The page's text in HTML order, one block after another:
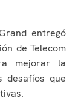
entregó
de Telecom
mejorar la
que